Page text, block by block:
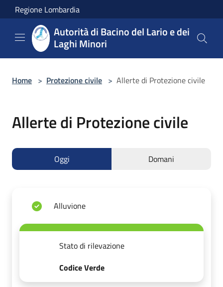
Salta al contenuto principale
Regione Lombardia
Autorità di Bacino del Lario e dei
Laghi Minori
Home > Protezione civile > Allerte di Protezione civile
Allerte di Protezione civile
Oggi Domani
Alluvione
Stato di rilevazione
Codice Verde